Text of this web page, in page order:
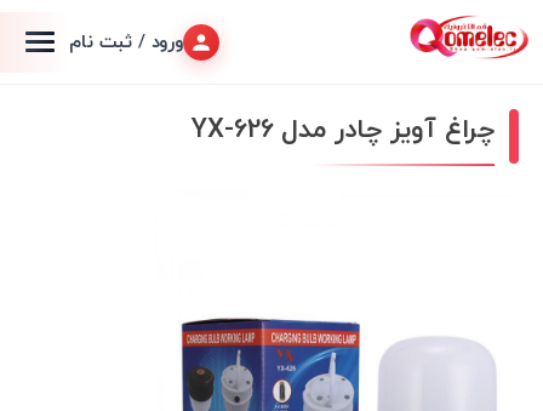
ورود / ثبت نام
چراغ آویز چادر مدل YX-626